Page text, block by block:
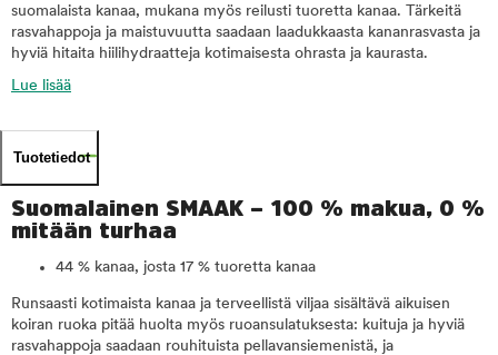
suomalaista kanaa, mukana myös reilusti tuoretta kanaa. Tärkeitä
rasvahappoja ja maistuvuutta saadaan laadukkaasta kananrasvasta ja
hyviä hitaita hiilihydraatteja kotimaisesta ohrasta ja kaurasta.
Lue lisää
Tuotetiedot
Suomalainen SMAAK – 100 % makua, 0 %
mitään turhaa
44 % kanaa, josta 17 % tuoretta kanaa
Runsaasti kotimaista kanaa ja terveellistä viljaa sisältävä aikuisen
koiran ruoka pitää huolta myös ruoansulatuksesta: kuituja ja hyviä
rasvahappoja saadaan rouhituista pellavansiemenistä, ja